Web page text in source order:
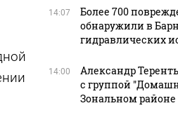
14:07
Более 700
обнаружили в
гидравлических
14:00
Александр
с группой
Зональном районе